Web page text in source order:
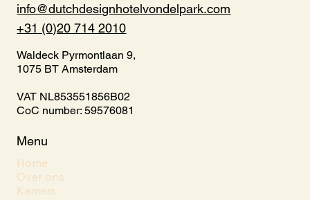
info@dutchdesignhotelvondelpark.com
+31 (0)20 714 2010
Waldeck Pyrmontlaan 9,
1075 BT Amsterdam
VAT NL853551856B02
CoC number: 59576081
Menu
Home
Over ons
Kamers